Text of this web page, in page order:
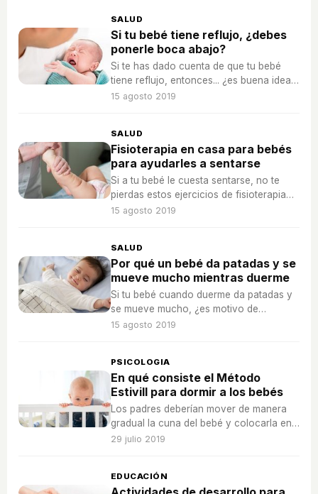
SALUD
Si tu bebé tiene reflujo, ¿debes
ponerle boca abajo?
Si te has dado cuenta de que tu bebé
tiene reflujo, entonces... ¿es buena idea
ponerle boca abajo? ¡Te lo contamos a
15 agosto 2019
SALUD
Fisioterapia en casa para bebés
para ayudarles a sentarse
Si a tu bebé le cuesta sentarse, no te
pierdas estos ejercicios de fisioterapia
en casa para ponérselo más fácil.
15 agosto 2019
SALUD
Por qué un bebé da patadas y se
mueve mucho mientras duerme
Si tu bebé cuando duerme da patadas y
se mueve mucho, ¿es motivo de
preocupación o es totalmente normal?
15 agosto 2019
PSICOLOGIA
En qué consiste el Método
Estivill para dormir a los bebés
Los padres deberían mover de manera
gradual la cuna del bebé y colocarla en
su habitación para que pueda dormir
29 julio 2019
EDUCACIÓN